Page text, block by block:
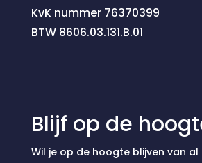
KvK nummer 76370399
BTW 8606.03.131.B.01
Blijf op de
Wil je op de hoogte blijven van al